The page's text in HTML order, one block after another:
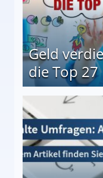
Geld
die Top 27